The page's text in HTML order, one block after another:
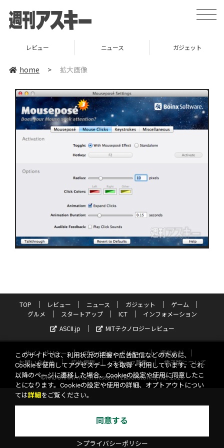
toggle
レビュー ニュース ガジェット
home > 拡大画像
TOP レビュー ニュース ガジェット
ゲーム
グルメ
スタートアップ ICT
インフォメーション
ASCII.jp
MITテクノロジーレビュー
サイトポリシー プライバシーポリシー
運営会社
お問い合わせ
広告掲載 スタッフ募集
電子版について
©KADOKAWA ASCII Research Laboratories, Inc. 2026
このサイトでは、利用状況の把握や広告配信などのために、
Cookieを使用してアクセスデータを取得・利用しています。これ
以降のページに遷移した場合、Cookieの設定や使用に同意したこ
とになります。Cookieの設定や使用の詳細、オプトアウトについ
ては詳細 をご覧ください。
同意する
＞プライバシーポリシー